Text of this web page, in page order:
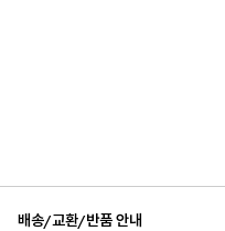
배송/교환/반품 안내